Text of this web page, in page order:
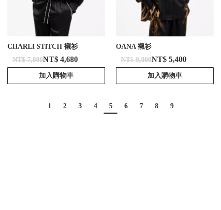
CHARLI STITCH 襯衫
NT$ 7,800NT$ 4,680
加入購物車
OANA 襯衫
NT$ 9,000NT$ 5,400
加入購物車
1 2 3 4 5 6 7 8 9